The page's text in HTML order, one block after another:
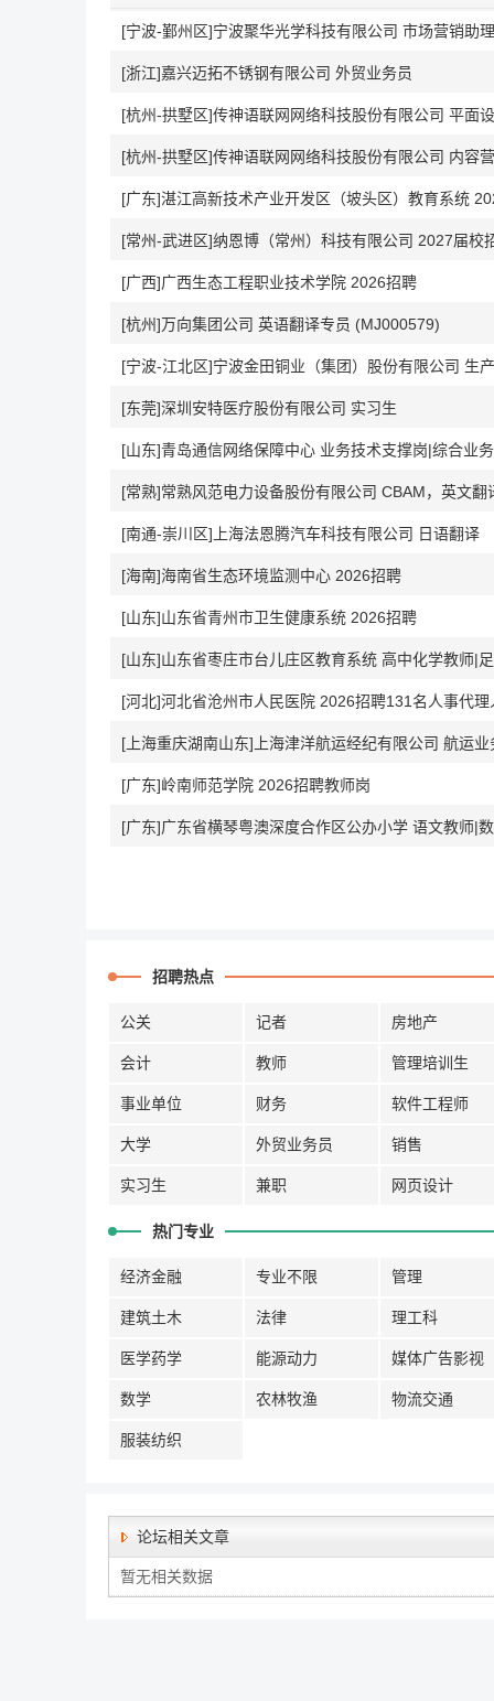
[宁波-鄞州区]宁波聚华光学科技有限公司 市场营销助理
[浙江]嘉兴迈拓不锈钢有限公司 外贸业务员
[杭州-拱墅区]传神语联网网络科技股份有限公司 平面
[杭州-拱墅区]传神语联网网络科技股份有限公司 内容
[广东]湛江高新技术产业开发区（坡头区）教育系统
[常州-武进区]纳恩博（常州）科技有限公司 2027届校
[广西]广西生态工程职业技术学院 2026招聘
[杭州]万向集团公司 英语翻译专员 (MJ000579)
[宁波-江北区]宁波金田铜业（集团）股份有限公司 生
[东莞]深圳安特医疗股份有限公司 实习生
[山东]青岛通信网络保障中心 业务技术支撑岗|综合业
[常熟]常熟风范电力设备股份有限公司 CBAM，英文翻
[南通-崇川区]上海法恩腾汽车科技有限公司 日语翻译
[海南]海南省生态环境监测中心 2026招聘
[山东]山东省青州市卫生健康系统 2026招聘
[河北]河北省沧州市人民医院 2026招聘131名人事代理
[上海重庆湖南山东]上海津洋航运经纪有限公司 航运业
[广东]岭南师范学院 2026招聘教师岗
[广东]广东省横琴粤澳深度合作区公办小学 语文教师|
招聘热点
公关 记者 房地产
会计 教师 管理培训生
事业单位 财务 软件工程师
大学 外贸业务员 销售
实习生 兼职 网页设计
热门专业
经济金融 专业不限 管理
建筑土木 法律 理工科
医学药学 能源动力 媒体广告影视
数学 农林牧渔 物流交通
服装纺织
论坛相关文章
暂无相关数据